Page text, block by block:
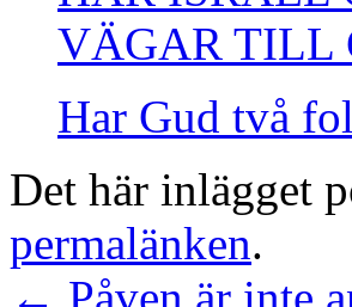
VÄGAR TILL
Har Gud två
Det här inlägget
permalänken.
← Påven är inte